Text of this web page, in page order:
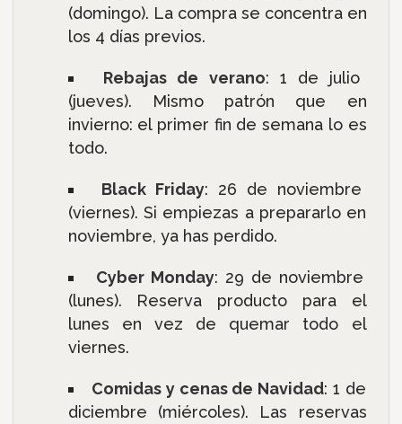
(domingo). La compra se concentra en
los 4 días previos.
Rebajas de verano: 1 de julio
(jueves). Mismo patrón que en
invierno: el primer fin de semana lo es
todo.
Black Friday: 26 de noviembre
(viernes). Si empiezas a prepararlo en
noviembre, ya has perdido.
Cyber Monday: 29 de noviembre
(lunes). Reserva producto para el
lunes en vez de quemar todo el
viernes.
Comidas y cenas de Navidad: 1 de
diciembre (miércoles). Las reservas